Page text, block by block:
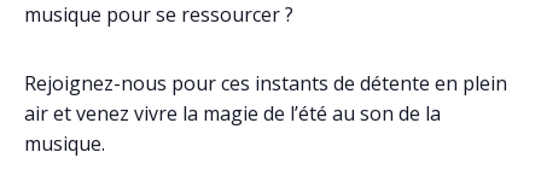
musique pour se ressourcer ?
Rejoignez-nous pour ces instants de détente en plein
air et venez vivre la magie de l’été au son de la
musique.